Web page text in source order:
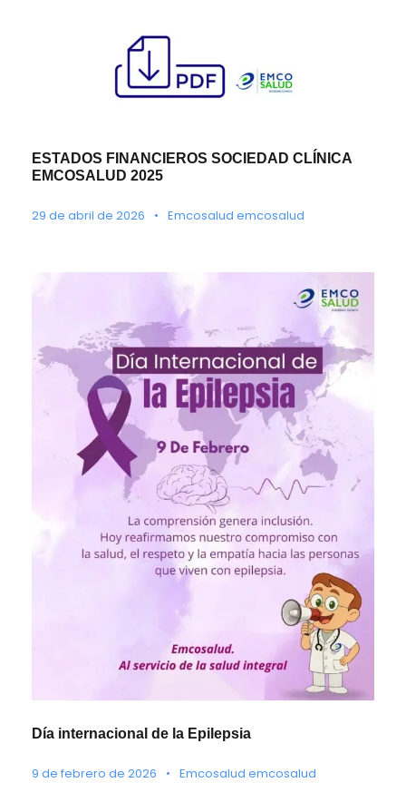
ESTADOS FINANCIEROS SOCIEDAD CLÍNICA
EMCOSALUD 2025
29 de abril de 2026 • Emcosalud emcosalud
Día internacional de la Epilepsia
9 de febrero de 2026 • Emcosalud emcosalud